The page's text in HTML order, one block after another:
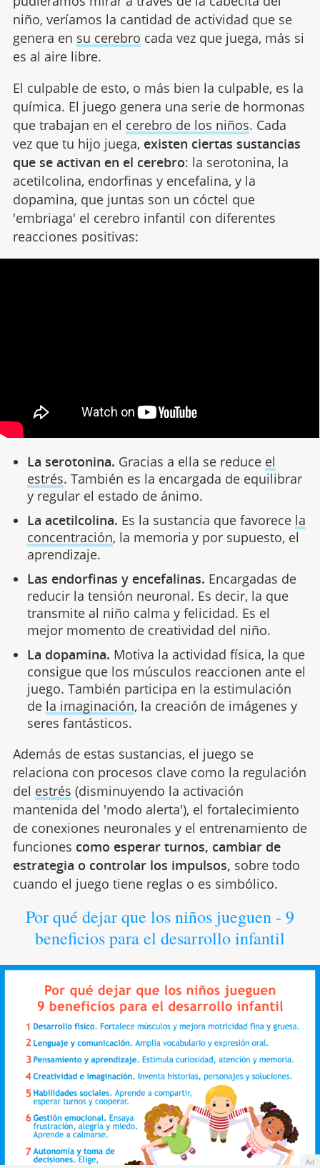
niño, veríamos la cantidad de actividad que se
genera en su cerebro cada vez que juega, más si
es al aire libre.
El culpable de esto, o más bien la culpable, es la
química. El juego genera una serie de hormonas
que trabajan en el cerebro de los niños. Cada
vez que tu hijo juega, existen ciertas sustancias
que se activan en el cerebro: la serotonina, la
acetilcolina, endorfinas y encefalina, y la
dopamina, que juntas son un cóctel que
'embriaga' el cerebro infantil con diferentes
reacciones positivas:
La serotonina. Gracias a ella se reduce el
estrés. También es la encargada de equilibrar
y regular el estado de ánimo.
La acetilcolina. Es la sustancia que favorece la
concentración, la memoria y por supuesto, el
aprendizaje.
Las endorfinas y encefalinas. Encargadas de
reducir la tensión neuronal. Es decir, la que
transmite al niño calma y felicidad. Es el
mejor momento de creatividad del niño.
La dopamina. Motiva la actividad física, la que
consigue que los músculos reaccionen ante el
juego. También participa en la estimulación
de la imaginación, la creación de imágenes y
seres fantásticos.
Además de estas sustancias, el juego se
relaciona con procesos clave como la regulación
del estrés (disminuyendo la activación
mantenida del 'modo alerta'), el fortalecimiento
de conexiones neuronales y el entrenamiento de
funciones como esperar turnos, cambiar de
estrategia o controlar los impulsos, sobre todo
cuando el juego tiene reglas o es simbólico.
Por qué dejar que los niños jueguen - 9
beneficios para el desarrollo infantil
Ad